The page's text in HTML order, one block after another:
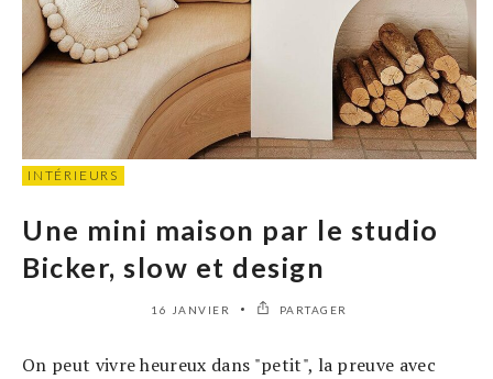
INTÉRIEURS
Une mini maison par le studio
Bicker, slow et design
16 JANVIER PARTAGER
On peut vivre heureux dans "petit", la preuve avec